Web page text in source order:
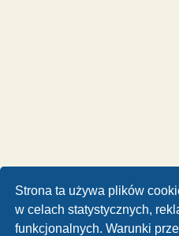
Strona ta używa plików
w celach statystycznych,
funkcjonalnych. Warunki